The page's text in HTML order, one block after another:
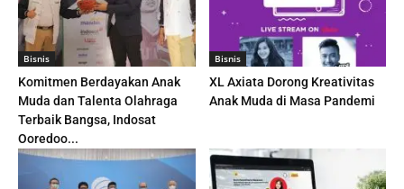
Bisnis
Komitmen Berdayakan Anak
Muda dan Talenta Olahraga
Terbaik Bangsa, Indosat
Ooredoo...
Bisnis
XL Axiata Dorong Kreativitas
Anak Muda di Masa Pandemi